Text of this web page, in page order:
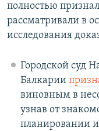
полностью
рассматривали в
исследования
Городской суд
Балкарии
виновным в
узнав от
планировании